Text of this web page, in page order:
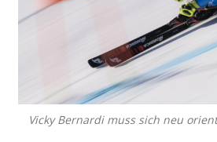
Vicky Bernardi muss sich neu